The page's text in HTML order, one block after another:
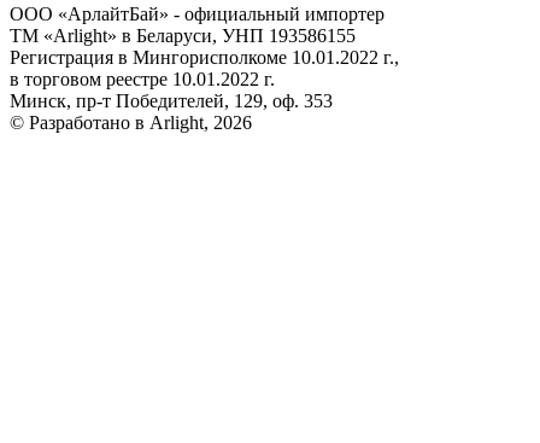
ООО «АрлайтБай» - официальный импортер
ТМ «Arlight» в Беларуси, УНП 193586155
Регистрация в Мингорисполкоме 10.01.2022 г.,
в торговом реестре 10.01.2022 г.
Минск, пр-т Победителей, 129, оф. 353
© Разработано в Arlight, 2026